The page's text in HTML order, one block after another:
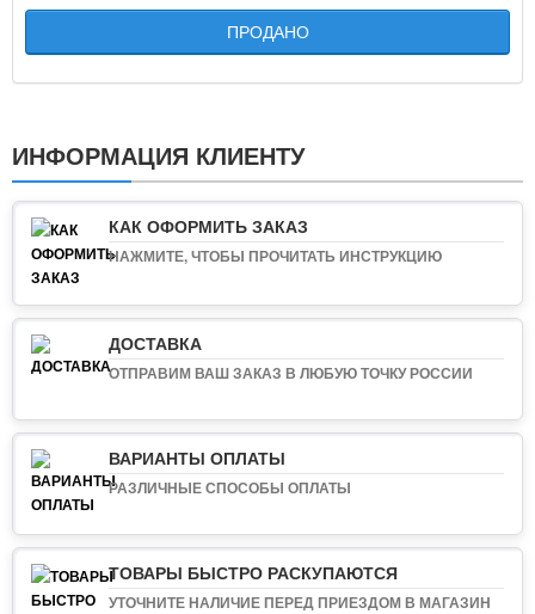
ПРОДАНО
ИНФОРМАЦИЯ КЛИЕНТУ
КАК ОФОРМИТЬ ЗАКАЗ
НАЖМИТЕ, ЧТОБЫ ПРОЧИТАТЬ ИНСТРУКЦИЮ
ДОСТАВКА
ОТПРАВИМ ВАШ ЗАКАЗ В ЛЮБУЮ ТОЧКУ РОССИИ
ВАРИАНТЫ ОПЛАТЫ
РАЗЛИЧНЫЕ СПОСОБЫ ОПЛАТЫ
ТОВАРЫ БЫСТРО РАСКУПАЮТСЯ
УТОЧНИТЕ НАЛИЧИЕ ПЕРЕД ПРИЕЗДОМ В МАГАЗИН